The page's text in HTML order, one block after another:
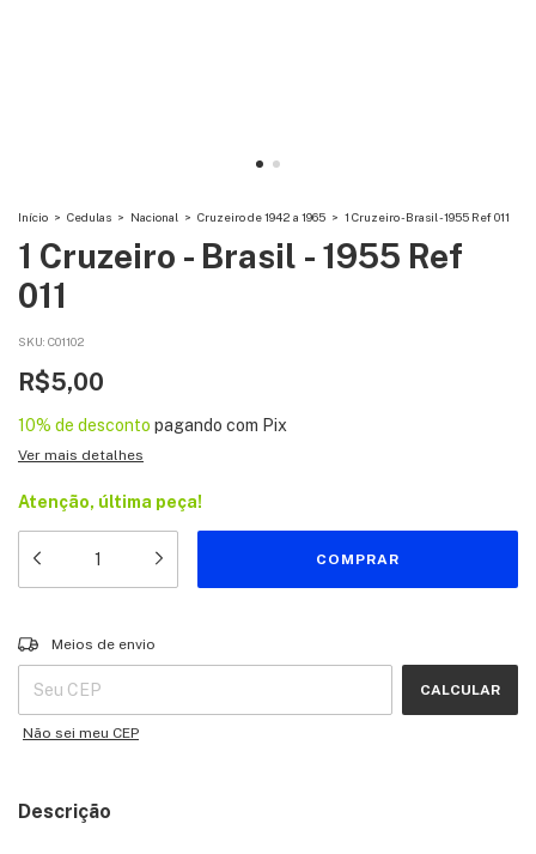
Início > Cedulas > Nacional > Cruzeiro de 1942 a 1965 > 1 Cruzeiro - Brasil - 1955 Ref 011
1 Cruzeiro - Brasil - 1955 Ref
011
SKU: C01102
R$5,00
10% de desconto pagando com Pix
Ver mais detalhes
Atenção, última peça!
Entregas para o CEP:
Meios de envio
CALCULAR
Não sei meu CEP
Descrição